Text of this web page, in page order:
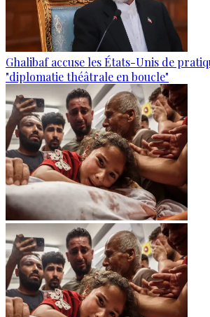
Ghalibaf accuse les États-Unis de
"diplomatie théâtrale en boucle"